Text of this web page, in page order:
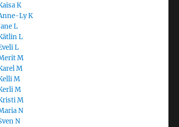
K
Ly K
L
L
L
M
M
M
M
M
N
N